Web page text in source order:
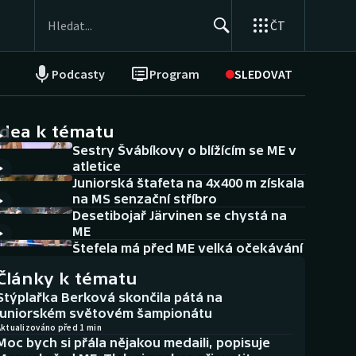
ČT
Podcasty Program SLEDOVAT
NEPŘEHLÉDNĚTE
Historické návraty
Aplikace ČT sport
AZ kvíz
k tématu
Sestry Švábíkovy o blížícím se ME v
atletice
Juniorská štafeta na 4x400 m získala
na MS senzační stříbro
Desetibojař Järvinen se chystá na
ME
Štefela má před ME velká očekávání
k tématu
Berková skončila pátá na
světovém šampionátu
před 1 min
bych si přála nějakou medaili, popisuje